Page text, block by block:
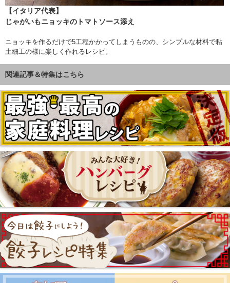
【イタリア代表】
じゃがいもニョッキのトマトソース添え
ニョッキを作るだけで5工程かかってしまうものの、シンプルな材料で粘
土細工の様に楽しく作れるレシピ。
関連記事＆特集はこちら